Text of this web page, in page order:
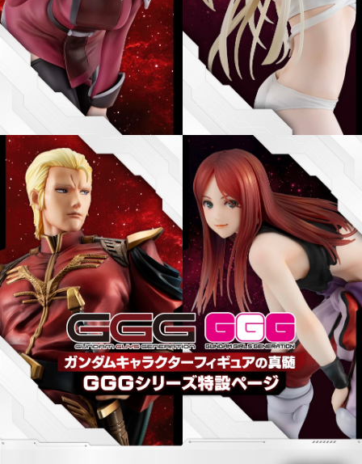
開発ブログ BLOG
お客様サポート SUPPORT
日本語トップページ 》 English Home 》
中文 Facebook 》